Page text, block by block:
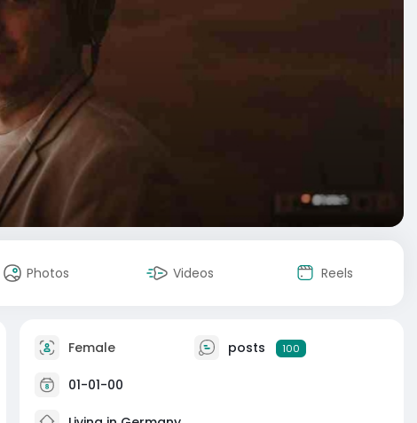
Photos Videos Reels
Female posts 100
01-01-00